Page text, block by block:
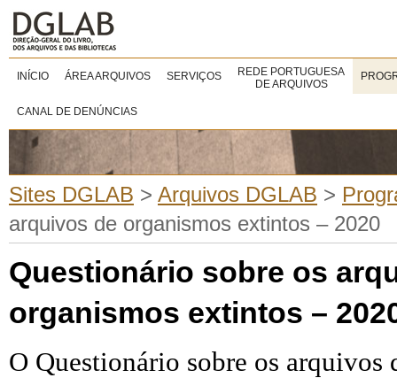
INÍCIO ÁREA ARQUIVOS SERVIÇOS
REDE PORTUGUESA
DE ARQUIVOS
CANAL DE DENÚNCIAS
Sites DGLAB > Arquivos DGLAB >
arquivos de organismos extintos – 2020
Questionário sobre os
organismos extintos –
O Questionário sobre os arquivos